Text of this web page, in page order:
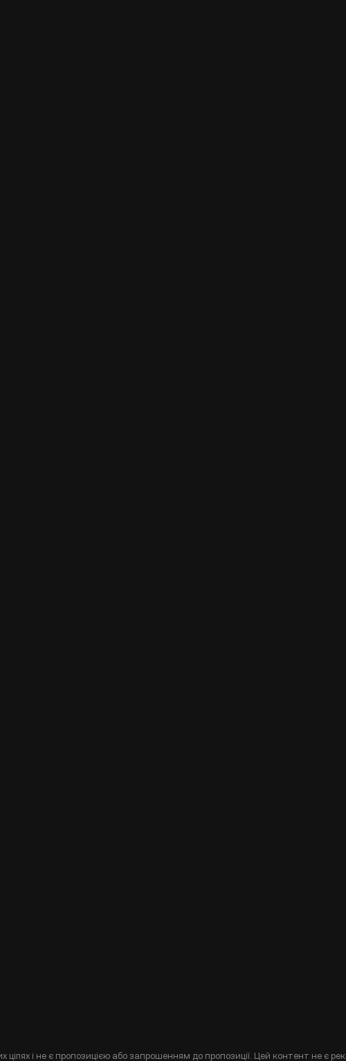
і не є пропозицією або запрошенням до пропозиції. Цей контент не є